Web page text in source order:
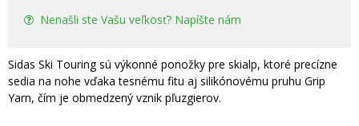
Nenašli ste Vašu veľkosť? Napíšte nám
Sidas Ski Touring sú výkonné ponožky pre skialp, ktoré precízne
sedia na nohe vďaka tesnému fitu aj silikónovému pruhu Grip
Yarn, čím je obmedzený vznik pľuzgierov.